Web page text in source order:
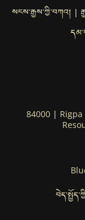
སངས་རྒྱས་ཀྱི་བཀའ།
84000| Rigpa